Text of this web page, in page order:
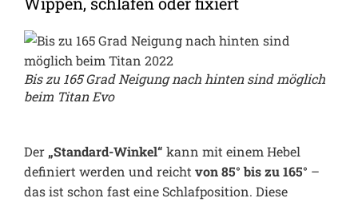
Bis zu 165 Grad Neigung nach hinten sind möglich
beim Titan Evo
Der „Standard-Winkel“ kann mit einem Hebel
definiert werden und reicht von 85° bis zu 165° –
das ist schon fast eine Schlafposition. Diese